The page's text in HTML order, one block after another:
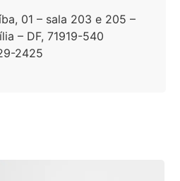
01 – sala 203 e 205 –
– DF, 71919-540
2425